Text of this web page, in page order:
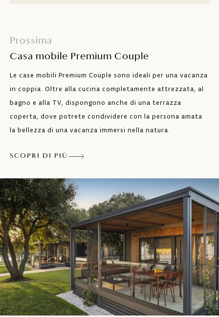
TV satellitare
Piano cottura con quattro piastre a
induzione, frigorifero con congelatore,
lavastoviglie, forno a microonde,
macchinetta per caffè Nespresso
Wi-Fi
sedie per 8 persone e due lettini
prendisole
Bottiglia d’acqua all’arrivo
Zona barbecue comune
Parcheggio in zona
Gli animali da compagnia sono ammessi
con supplemento
Prossima
Casa mobile Premium Couple
Le case mobili Premium Couple sono ideali per una vacanza
in coppia. Oltre alla cucina completamente attrezzata, al
bagno e alla TV, dispongono anche di una terrazza
coperta, dove potrete condividere con la persona amata
la bellezza di una vacanza immersi nella natura.
SCOPRI DI PIÙ